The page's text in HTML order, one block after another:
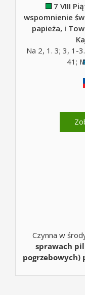
7 VIII
wspomnienie
papieża, i
Na 2, 1. 3; 3, 1-
41;
Czynna w
sprawach
pogrzebowych)